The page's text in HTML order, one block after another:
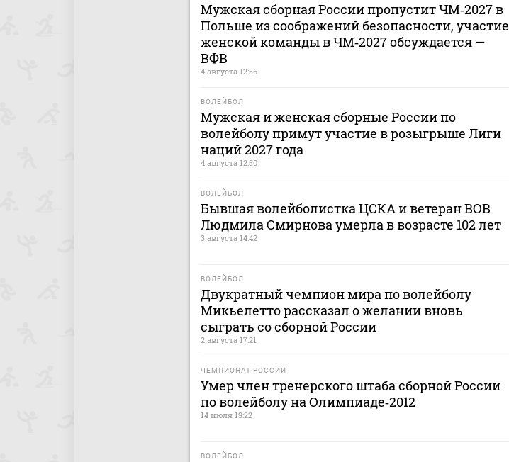
Мужская сборная России пропустит ЧМ‑2027 в
Польше из соображений безопасности, участие
женской команды в ЧМ‑2027 обсуждается —
ВФВ
4 августа 12:56
ВОЛЕЙБОЛ
Мужская и женская сборные России по
волейболу примут участие в розыгрыше Лиги
наций 2027 года
4 августа 12:50
ВОЛЕЙБОЛ
Бывшая волейболистка ЦСКА и ветеран ВОВ
Людмила Смирнова умерла в возрасте 102 лет
3 августа 14:42
ВОЛЕЙБОЛ
Двукратный чемпион мира по волейболу
Микьелетто рассказал о желании вновь
сыграть со сборной России
2 августа 17:21
ЧЕМПИОНАТ РОССИИ
Умер член тренерского штаба сборной России
по волейболу на Олимпиаде‑2012
14 июля 19:22
ВОЛЕЙБОЛ